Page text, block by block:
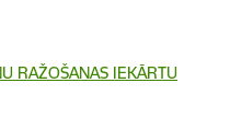
RAŽOŠANAS IEKĀRTU